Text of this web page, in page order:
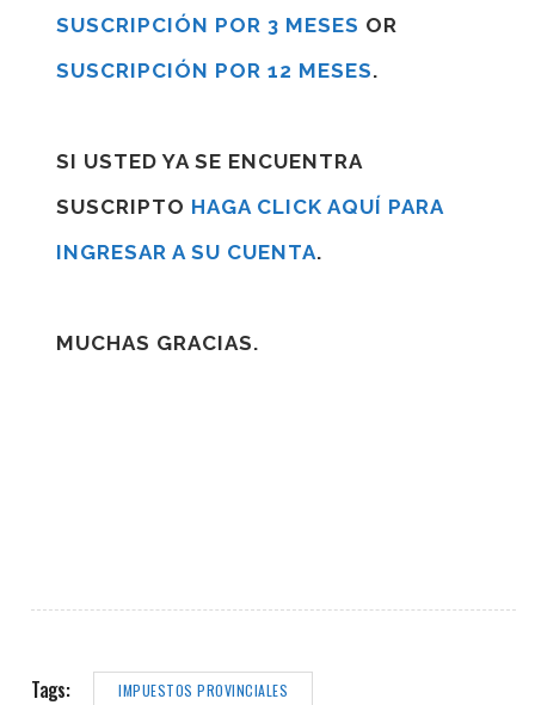
SUSCRIPCIÓN POR 3 MESES OR
SUSCRIPCIÓN POR 12 MESES.
SI USTED YA SE ENCUENTRA
SUSCRIPTO HAGA CLICK AQUÍ PARA
INGRESAR A SU CUENTA.
MUCHAS GRACIAS.
Tags: IMPUESTOS PROVINCIALES